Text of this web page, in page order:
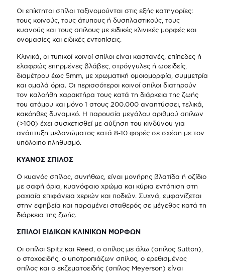
Οι επίκτητοι σπίλοι ταξινομούνται στις εξής κατηγορίες:
τους κοινούς, τους άτυπους ή δυσπλαστικούς, τους
κυανούς και τους σπίλους με ειδικές κλινικές μορφές και
ονομασίες και ειδικές εντοπίσεις.
Κλινικά, οι τυπικοί κοινοί σπίλοι είναι καστανές, επίπεδες ή
ελαφρώς επηρμένες βλάβες, στρόγγυλες ή ωοειδείς,
διαμέτρου έως 5mm, με χρωματική ομοιομορφία, συμμετρία
και ομαλά όρια. Οι περισσότεροι κοινοί σπίλοι διατηρούν
τον καλοήθη χαρακτήρα τους κατά τη διάρκεια της ζωής
του ατόμου και μόνο 1 στους 200.000 αναπτύσσει, τελικά,
κακόηθες δυναμικό. Η παρουσία μεγάλου αριθμού σπίλων
(>100) έχει συσχετισθεί με αύξηση του κινδύνου για
ανάπτυξη μελανώματος κατά 8-10 φορές σε σχέση με τον
υπόλοιπο πληθυσμό.
ΚΥΑΝΟΣ ΣΠΙΛΟΣ
Ο κυανός σπίλος, συνήθως, είναι μονήρης βλατίδα ή οζίδιο
με σαφή όρια, κυανόφαιο χρώμα και κύρια εντόπιση στη
ραχιαία επιφάνεια χεριών και ποδιών. Συχνά, εμφανίζεται
στην εφηβεία και παραμένει σταθερός σε μέγεθος κατά τη
διάρκεια της ζωής.
ΣΠΙΛΟΙ ΕΙΔΙΚΩΝ ΚΛΙΝΙΚΩΝ ΜΟΡΦΩΝ
Οι σπίλοι Spitz και Reed, ο σπίλος με άλω (σπίλος Sutton),
ο στοχοειδής, ο υποτροπιάζων σπίλος, ο ερεθισμένος
σπίλος και ο εκζεματοειδής (σπίλος Meyerson) είναι